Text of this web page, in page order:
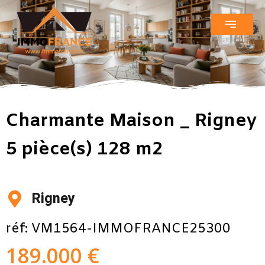
Charmante Maison _ Rigney
5 pièce(s) 128 m2
Rigney
réf: VM1564-IMMOFRANCE25300
189.000 €